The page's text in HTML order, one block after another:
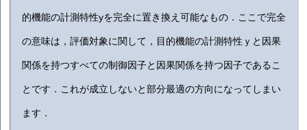
的機能の計測特性yを完全に置き換え可能なもの．ここで完全
の意味は，評価対象に関して，目的機能の計測特性ｙと因果
関係を持つすべての制御因子と因果関係を持つ因子であるこ
とです．これが成立しないと部分最適の方向になってしまい
ます．